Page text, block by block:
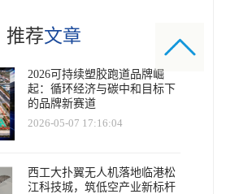
推荐文章
2026可持续塑胶跑道品牌崛
起：循环经济与碳中和目标下
的品牌新赛道
2026-05-07 17:16:04
西工大扑翼无人机落地临港松
江科技城，筑低空产业新标杆